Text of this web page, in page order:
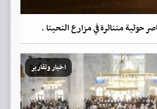
متناثرة في مزارع التحيتا .
اخبار وتقارير